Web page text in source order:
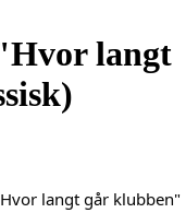
langt
langt går klubben"